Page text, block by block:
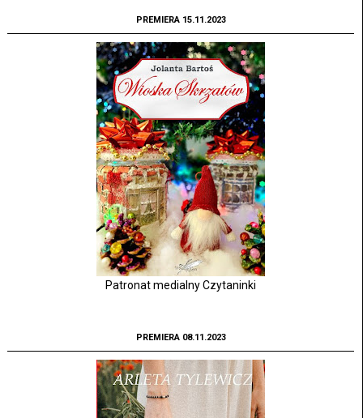
PREMIERA 15.11.2023
Patronat medialny Czytaninki
PREMIERA 08.11.2023